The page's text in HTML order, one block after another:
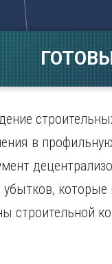
Е
в
которые
строительной